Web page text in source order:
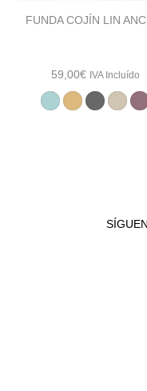
FUNDA COJÍN LIN
59,00€ IVA Incluído